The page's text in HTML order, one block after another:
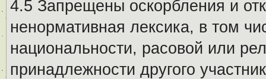
4.5 Запрещены оскорбления и
ненормативная лексика, в том
национальности, расовой или
принадлежности другого